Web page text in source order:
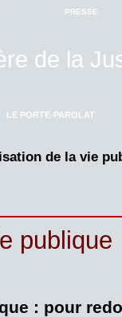
PRESSE
de la
LE PORTE-PAROLAT
de la vie
publique
: pour